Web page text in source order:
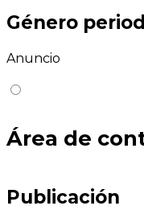
Género
Anuncio
Área de
Publicación